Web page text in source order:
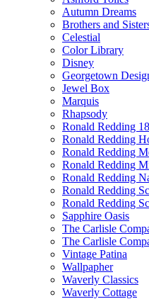
Autumn Dreams
Brothers and
Celestial
Color Library
Disney
Georgetown
Jewel Box
Marquis
Rhapsody
Ronald Redding
Ronald Redding
Ronald Redding
Ronald Redding
Ronald Redding
Ronald Redding
Ronald Redding
Sapphire Oasis
The Carlisle
The Carlisle
Vintage Patina
Wallpapher
Waverly Classics
Waverly Cottage